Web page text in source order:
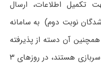
تکمیل اطلاعات، ارسال
نوبت دوم) به سامانه
آن دسته از پذیرفته
شدگان که در حال گذراندن خدمت سربازی هستند، در روزهای ۳